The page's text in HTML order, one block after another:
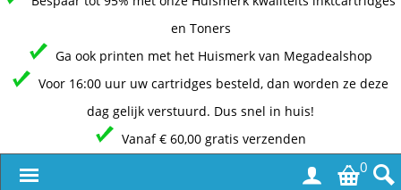
en Toners
Ga ook printen met het Huismerk van Megadealshop
Voor 16:00 uur uw cartridges besteld, dan worden ze deze
dag gelijk verstuurd. Dus snel in huis!
Vanaf € 60,00 gratis verzenden
0